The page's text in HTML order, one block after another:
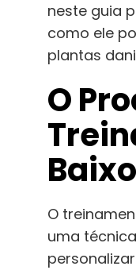
neste guia
como ele
plantas
O
O
uma